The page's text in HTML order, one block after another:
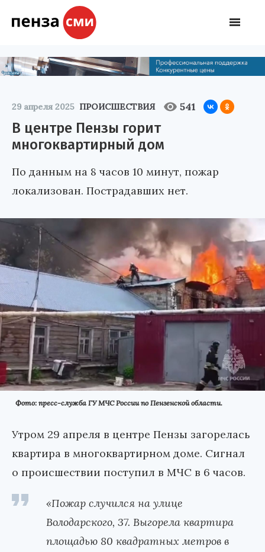
29 апреля 2025 ПРОИСШЕСТВИЯ 541
В центре Пензы горит
многоквартирный дом
По данным на 8 часов 10 минут, пожар
локализован. Пострадавших нет.
Фото: пресс-служба ГУ МЧС России по Пензенской области.
Утром 29 апреля в центре Пензы загорелась
квартира в многоквартирном доме. Сигнал
о происшествии поступил в МЧС в 6 часов.
«Пожар случился на улице
Володарского, 37. Выгорела квартира
площадью 80 квадратных метров в